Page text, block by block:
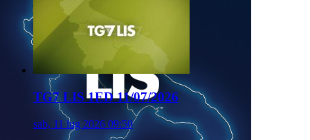
TG7 LIS 1ED 11/07/2026
sab, 11 lug 2026 09:50